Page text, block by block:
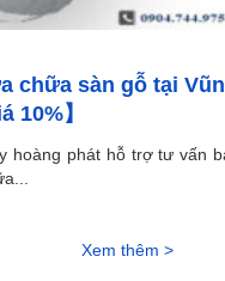
chữa sàn gỗ tại
10%】
hoàng phát hỗ trợ tư vấn
Xem thêm >